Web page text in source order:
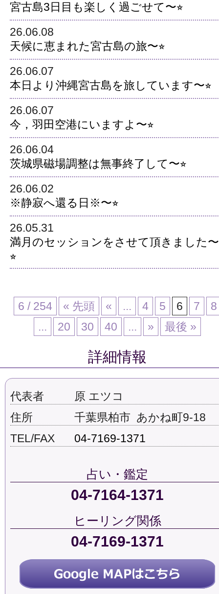
宮古島3日目も楽しく過ごせて〜⭐︎
26.06.08
天候に恵まれた宮古島の旅〜⭐︎
26.06.07
本日より沖縄宮古島を旅しています〜⭐︎
26.06.07
今，羽田空港にいますよ〜⭐︎
26.06.04
茨城県磁場調整は無事終了して〜⭐︎
26.06.02
※静寂へ還る日※〜⭐︎
26.05.31
満月のセッションをさせて頂きました〜
⭐︎
6 / 254 « 先頭 « ... 4 5 6 7
8
...
20 30 40 ... » 最後 »
詳細情報
代表者
原 エツコ
住所
千葉県柏市 あかね町9-18
TEL/FAX
04-7169-1371
占い・鑑定
04-7164-1371
ヒーリング関係
04-7169-1371